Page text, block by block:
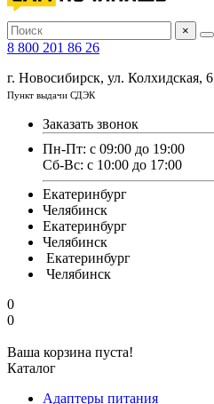
×
8 800 201 86 26
г. Новосибирск, ул. Колхидская, 6
Пункт выдачи СДЭК
Заказать звонок
Пн-Пт: с 09:00 до 19:00
Сб-Вс: с 10:00 до 17:00
Екатеринбург
Челябинск
Екатеринбург
Челябинск
Екатеринбург
Челябинск
0
0
Ваша корзина пуста!
Каталог
Адаптеры питания